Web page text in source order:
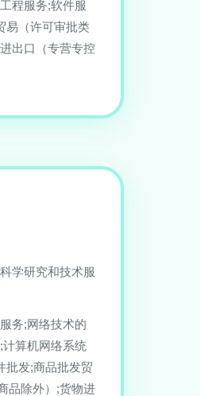
程服务;软件服
易（许可审批类
出口（专营专控
学研究和技术服
务;网络技术的
算机网络系统
批发;商品批发贸
品除外）;货物进